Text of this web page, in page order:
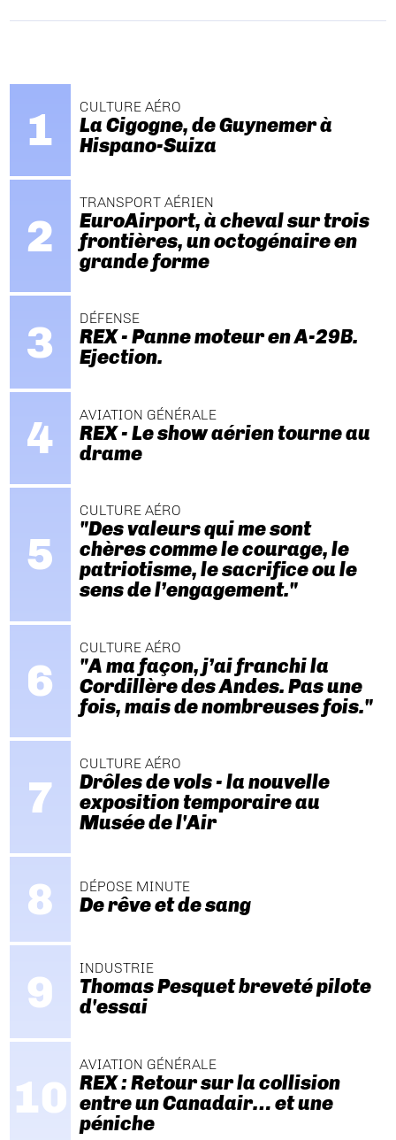
CULTURE AÉRO
La Cigogne, de Guynemer à
Hispano-Suiza
TRANSPORT AÉRIEN
EuroAirport, à cheval sur trois
frontières, un octogénaire en
grande forme
DÉFENSE
REX - Panne moteur en A-29B.
Ejection.
AVIATION GÉNÉRALE
REX - Le show aérien tourne au
drame
CULTURE AÉRO
"Des valeurs qui me sont
chères comme le courage, le
patriotisme, le sacrifice ou le
sens de l’engagement."
CULTURE AÉRO
"A ma façon, j’ai franchi la
Cordillère des Andes. Pas une
fois, mais de nombreuses fois."
CULTURE AÉRO
Drôles de vols - la nouvelle
exposition temporaire au
Musée de l'Air
DÉPOSE MINUTE
De rêve et de sang
INDUSTRIE
Thomas Pesquet breveté pilote
d'essai
AVIATION GÉNÉRALE
REX : Retour sur la collision
entre un Canadair… et une
péniche